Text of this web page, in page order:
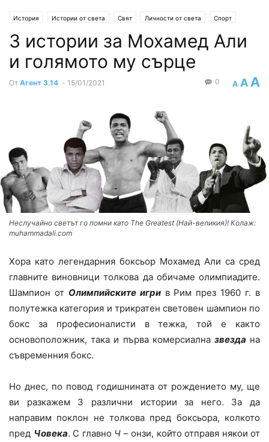
История Истории от света Свят Личности от света Спорт
Живот
3 истории за Мохамед Али
и голямото му сърце
От Агент 3.14 - 15/01/2021 A A A
0
Неслучайно светът го помни като The Greatest (Най-великия)! Колаж:
muhammadali.com
Хора като легендарния боксьор Мохамед Али са сред
главните виновници толкова да обичаме олимпиадите.
Шампион от Олимпийските игрив Рим през 1960 г. в
полутежка категория и трикратен световен шампион по
бокс за професионалисти в тежка, той е както
основоположник, така и първа комерсиална звезда на
съвременния бокс.
Но днес, по повод годишнината от рождението му, ще
ви разкажем 3 различни истории за него. За да
направим поклон не толкова пред боксьора, колкото
пред Човека. С главно Ч – онзи, който отправя някои от